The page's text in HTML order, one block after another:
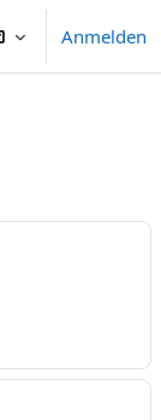
Anmelden